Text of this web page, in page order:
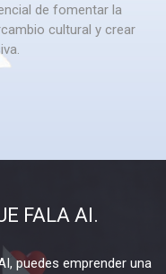
de fomentar la
cultural y crear
FALA AI.
puedes emprender una